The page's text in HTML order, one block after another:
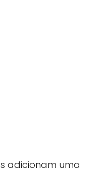
adicionam uma